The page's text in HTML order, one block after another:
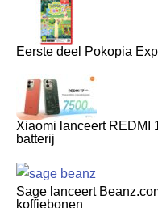
Eerste deel Pokopia
Xiaomi lanceert REDMI
batterij
Sage lanceert
koffiebonen